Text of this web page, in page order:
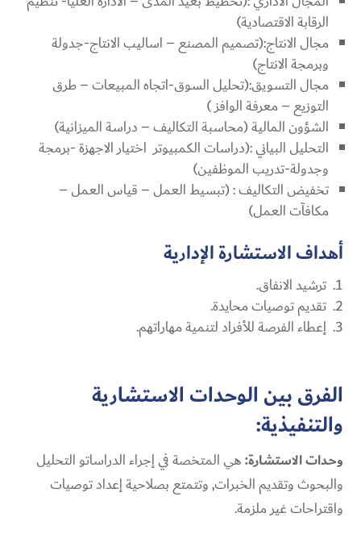
الرقابة الاقتصادية)
مجال الانتاج:(تصميم المصنع – اساليب الانتاج-جدولة
وبرمجة الانتاج)
مجال التسويق:(تحليل السوق-اتجاه المبيعات – طرق
التوزيع – معرفة الوافز )
الشؤون المالية (محاسبة التكاليف – دراسة الميزانية)
التحليل البياني :(دراسات الكمبيوتر اختيار الاجهزة -برمجة
وجدولة-تدريب الموظفين)
تخفيض التكاليف : (تبسيط العمل – قياس العمل –
مكافآت العمل)
أهداف الاستشارة الإدارية
ترشيد الانفاق.
تقديم توصيات محايدة.
إعطاء الفرصة للأفراد لتنمية مهاراتهم.
الفرق بين الوحدات الاستشارية
والتنفيذية:
وحدات الاستشارة:هي المتخصة في إجراء الدراساتو التحليل
والبحوث وتقديم الخبرات, وتتمتع بصلاحية إعداد توصيات
واقتراحات غير ملزمة.